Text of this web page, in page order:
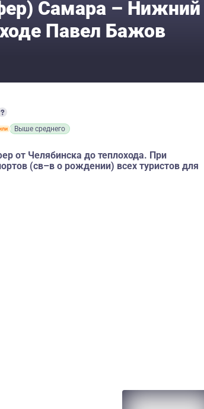
Самара – Нижний
Павел Бажов
Выше среднего
от Челябинска до теплохода. При
(св–в о рождении) всех туристов для